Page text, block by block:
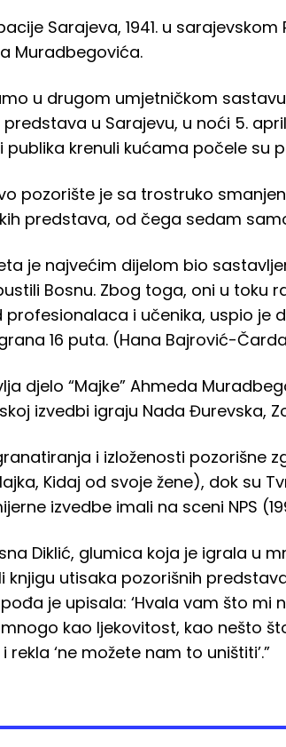
Sarajeva, 1941. u
Muradbegovića.
u drugom umjetničkom
u Sarajevu, u noći 5.
publika krenuli kućama počele su
pozorište je sa trostruko
predstava, od čega sedam
je najvećim dijelom bio
Bosnu. Zbog toga, oni u toku
i učenika, uspio je
16 puta. (Hana Bajrović-
djelo “Majke” Ahmeda
izvedbi igraju Nada Đurevska,
i izloženosti pozorišne
Kidaj od svoje žene), dok su
izvedbe imali na sceni NPS
Diklić, glumica koja je igrala u
knjigu utisaka pozorišnih
je upisala: ‘Hvala vam što mi
kao ljekovitost, kao nešto
‘ne možete nam to uništiti’.”